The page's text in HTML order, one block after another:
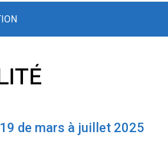
de mars à juillet 2025